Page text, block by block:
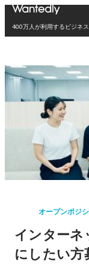
400万人が利用するビジネス
オープンポジ
インターネ
にしたい方